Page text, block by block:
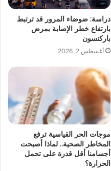
دراسة: ضوضاء المرور قد ترتبط
بارتفاع خطر الإصابة بمرض
باركنسون
أغسطس 2, 2026
موجات الحر القياسية ترفع
المخاطر الصحية.. لماذا أصبحت
أجسامنا أقل قدرة على تحمل
الحرارة؟